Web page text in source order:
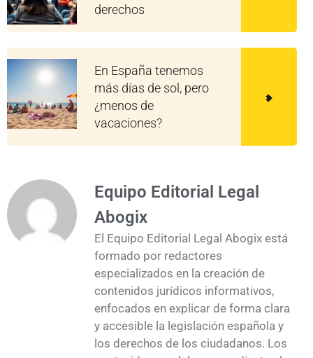
derechos
En España tenemos
más días de sol, pero
¿menos de
vacaciones?
Equipo Editorial Legal
Abogix
El Equipo Editorial Legal Abogix está
formado por redactores
especializados en la creación de
contenidos jurídicos informativos,
enfocados en explicar de forma clara
y accesible la legislación española y
los derechos de los ciudadanos. Los